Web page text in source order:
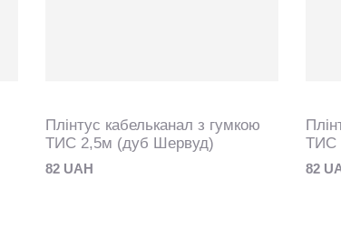
Плінтус кабельканал з гумкою
ТИС 2,5м (дуб Шервуд)
82 UAH
ТИС
82